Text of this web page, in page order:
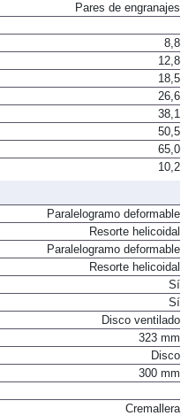
Pares de engranajes
8,8
12,8
18,5
26,6
38,1
50,5
65,0
10,2
Paralelogramo deformable
Resorte helicoidal
Paralelogramo deformable
Resorte helicoidal
Sí
Sí
Disco ventilado
323 mm
Disco
300 mm
Cremallera